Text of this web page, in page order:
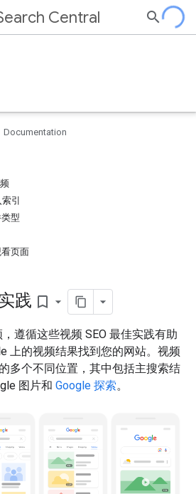
Central
Documentation
引
型
页面
践 bookmark_border
遵循这些视频 SEO 最佳实践有助
上的视频结果找到您的网站。视频
多个不同位置，其中包括主搜索结
图片和 Google 探索。